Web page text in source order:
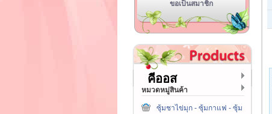
ขอเป็นสมาชิก
คีออส
หมวดหมู่สินค้า
ซุ้มชาไข่มุก - ซุ้มกาแฟ - ซุ้ม